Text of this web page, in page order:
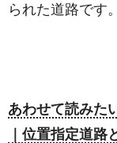
られた道路です。
あわせて読みた
｜位置指定道